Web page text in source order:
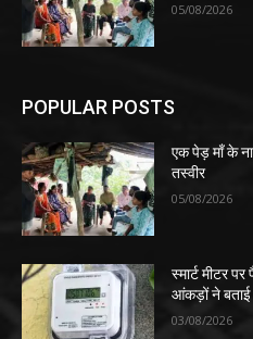
05/08/2026
POPULAR POSTS
एक पेड़ माँ के
तस्वीर
05/08/2026
स्मार्ट मीटर
आंकड़ों ने
03/08/2026